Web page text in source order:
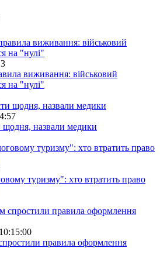
виживання: військовий
на "нулі"
щодня, назвали медики
туризму": хто втратить право
правила оформлення